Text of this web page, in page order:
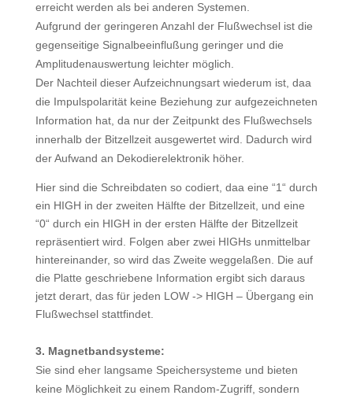
erreicht werden als bei anderen Systemen.
Aufgrund der geringeren Anzahl der Flußwechsel ist die
gegenseitige Signalbeeinflußung geringer und die
Amplitudenauswertung leichter möglich.
Der Nachteil dieser Aufzeichnungsart wiederum ist, daa
die Impulspolarität keine Beziehung zur aufgezeichneten
Information hat, da nur der Zeitpunkt des Flußwechsels
innerhalb der Bitzellzeit ausgewertet wird. Dadurch wird
der Aufwand an Dekodierelektronik höher.
Hier sind die Schreibdaten so codiert, daa eine “1“ durch
ein HIGH in der zweiten Hälfte der Bitzellzeit, und eine
“0“ durch ein HIGH in der ersten Hälfte der Bitzellzeit
repräsentiert wird. Folgen aber zwei HIGHs unmittelbar
hintereinander, so wird das Zweite weggelaßen. Die auf
die Platte geschriebene Information ergibt sich daraus
jetzt derart, das für jeden LOW -> HIGH – Übergang ein
Flußwechsel stattfindet.
3. Magnetbandsysteme:
Sie sind eher langsame Speichersysteme und bieten
keine Möglichkeit zu einem Random-Zugriff, sondern